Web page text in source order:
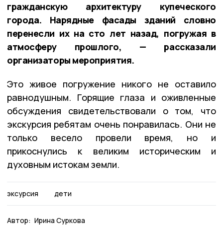
гражданскую архитектуру купеческого
города. Нарядные фасады зданий словно
перенесли их на сто лет назад, погружая в
атмосферу прошлого, — рассказали
организаторы мероприятия.
Это живое погружение никого не оставило
равнодушным. Горящие глаза и оживленные
обсуждения свидетельствовали о том, что
экскурсия ребятам очень понравилась. Они не
только весело провели время, но и
прикоснулись к великим историческим и
духовным истокам земли.
эксурсия дети
Автор: Ирина Суркова